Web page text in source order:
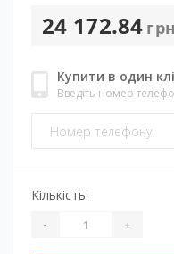
24 172.84 грн
Купити в один
Введіть номер
Кількість:
- +